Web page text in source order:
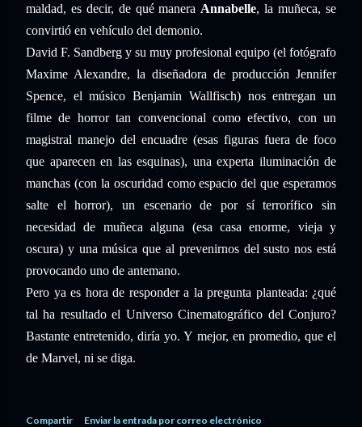
maldad, es decir, de qué manera Annabelle, la muñeca, se
convirtió en vehículo del demonio.
David F. Sandberg y su muy profesional equipo (el fotógrafo
Maxime Alexandre, la diseñadora de producción Jennifer
Spence, el músico Benjamin Wallfisch) nos entregan un
filme de horror tan convencional como efectivo, con un
magistral manejo del encuadre (esas figuras fuera de foco
que aparecen en las esquinas), una experta iluminación de
manchas (con la oscuridad como espacio del que esperamos
salte el horror), un escenario de por sí terrorífico sin
necesidad de muñeca alguna (esa casa enorme, vieja y
oscura) y una música que al prevenirnos del susto nos está
provocando uno de antemano.
Pero ya es hora de responder a la pregunta planteada: ¿qué
tal ha resultado el Universo Cinematográfico del Conjuro?
Bastante entretenido, diría yo. Y mejor, en promedio, que el
de Marvel, ni se diga.
Compartir
Enviar la entrada por correo electrónico